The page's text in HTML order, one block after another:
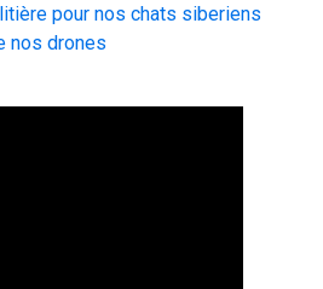
pour nos chats siberiens
nos drones